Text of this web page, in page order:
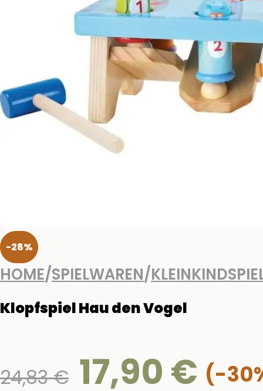
-28%
HOME/SPIELWAREN/
Klopfspiel Hau den Vogel
24,83€ Ursprünglicher
Preis
17,90 €